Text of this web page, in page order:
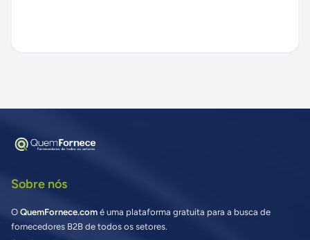
Sobre nós
O QuemFornece.com é uma plataforma gratuita para a busca de
fornecedores B2B de todos os setores.